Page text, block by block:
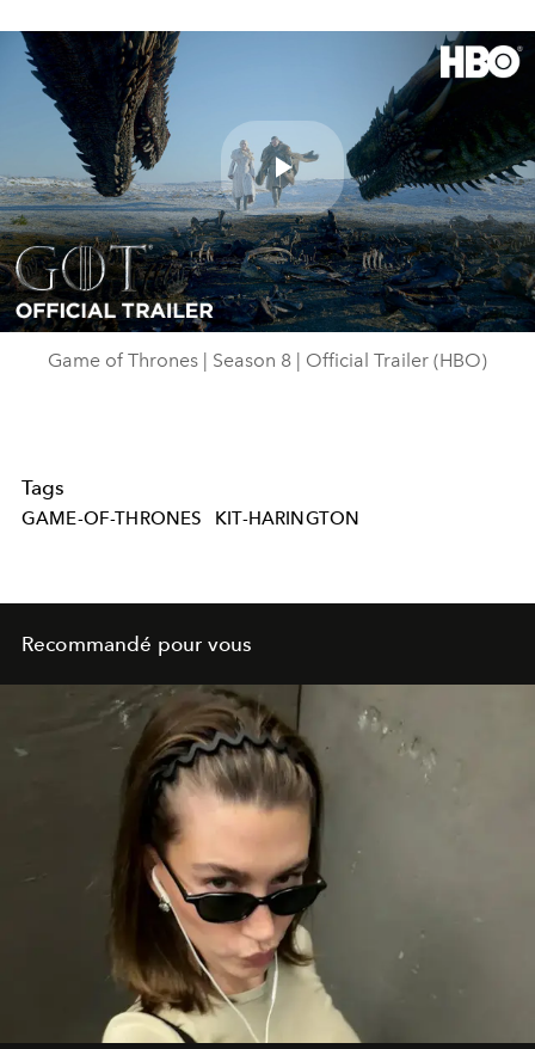
Play
Video
Game of Thrones | Season 8 | Official Trailer (HBO)
Tags
GAME-OF-THRONES KIT-HARINGTON
Recommandé pour vous